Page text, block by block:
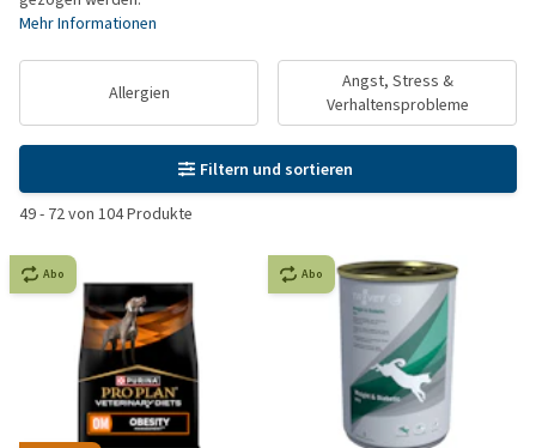
Mehr Informationen
Allergien
Angst, Stress &
Verhaltensprobleme
Filtern und sortieren
49- 72von 104Produkte
Abo Abo